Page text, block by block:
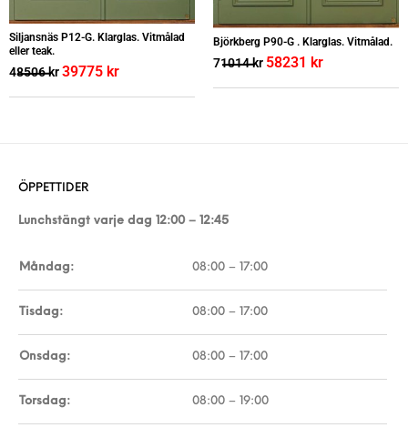
Siljansnäs P12-G. Klarglas. Vitmålad
eller teak.
48506kr39775 kr
Björkberg P90-G . Klarglas. Vitmålad.
71014kr 58231 kr
ÖPPETTIDER
Lunchstängt varje dag 12:00 – 12:45
Måndag: 08:00 – 17:00
Tisdag: 08:00 – 17:00
Onsdag: 08:00 – 17:00
Torsdag: 08:00 – 19:00